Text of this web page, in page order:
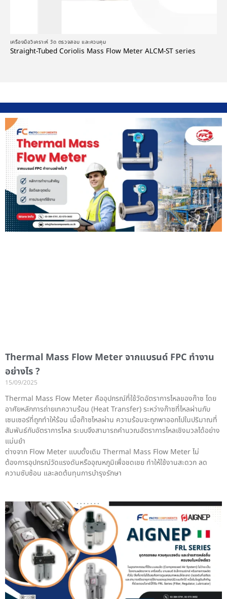
เครื่องมือวิเคราะห์ วัด ตรวจสอบ และควบคุม
Straight-Tubed Coriolis Mass Flow Meter ALCM-ST series
Thermal Mass Flow Meter จากแบรนด์ FPC ทำงาน
อย่างไร ?
15/09/2025
Thermal Mass Flow Meter คืออุปกรณ์ที่ใช้วัดอัตราการไหลของก๊าซ โดย
อาศัยหลักการถ่ายเทความร้อน (Heat Transfer) ระหว่างก๊าซที่ไหลผ่านกับ
เซนเซอร์ที่ถูกทำให้ร้อน เมื่อก๊าซไหลผ่าน ความร้อนจะถูกพาออกไปในปริมาณที่
สัมพันธ์กับอัตราการไหล ระบบจึงสามารถคำนวณอัตราการไหลเชิงมวลได้อย่าง
แม่นยำ
ต่างจาก Flow Meter แบบดั้งเดิม Thermal Mass Flow Meter ไม่
ต้องการอุปกรณ์วัดแรงดันหรืออุณหภูมิเพื่อชดเชย ทำให้ใช้งานสะดวก ลด
ความซับซ้อน และลดต้นทุนการบำรุงรักษา